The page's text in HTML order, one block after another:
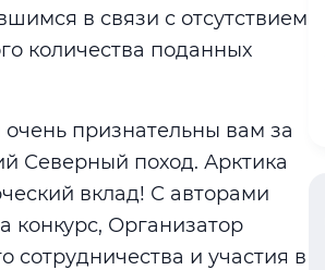
в связи с отсутствием
количества поданных
признательны вам за
Северный поход. Арктика
вклад! С авторами
конкурс, Организатор
и участия в